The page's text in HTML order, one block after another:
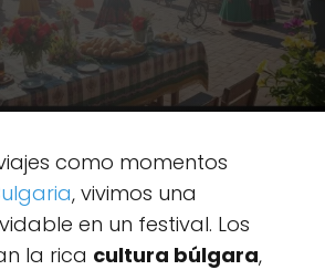
como momentos
, vivimos una
en un festival. Los
la rica cultura búlgara,